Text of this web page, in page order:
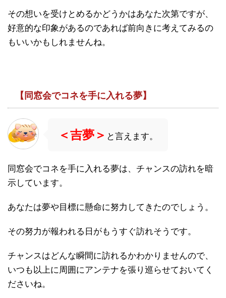
その想いを受けとめるかどうかはあなた次第ですが、
好意的な印象があるのであれば前向きに考えてみるの
もいいかもしれませんね。
【同窓会でコネを手に入れる夢】
＜吉夢＞ と言えます。
同窓会でコネを手に入れる夢は、チャンスの訪れを暗
示しています。
あなたは夢や目標に懸命に努力してきたのでしょう。
その努力が報われる日がもうすぐ訪れそうです。
チャンスはどんな瞬間に訪れるかわかりませんので、
いつも以上に周囲にアンテナを張り巡らせておいてく
ださいね。